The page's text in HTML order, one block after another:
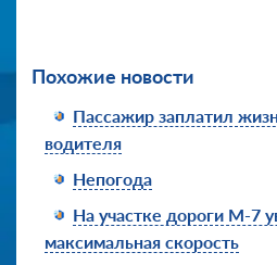
Похожие новости
Пассажир заплатил
водителя
Непогода
На участке дороги М-7
максимальная скорость